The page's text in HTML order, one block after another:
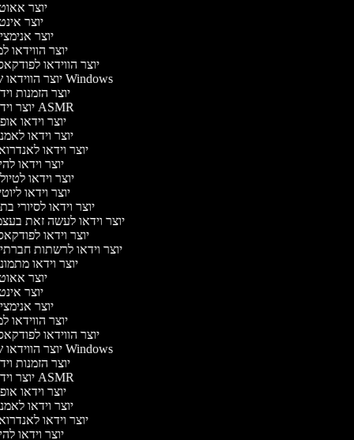
יוצר
יוצר
יוצר
יוצר הווידאו
יוצר הווידאו
יוצר הווידאו של Windows
יוצר הזמנות
יוצר וידאו ASMR
יוצר וידאו
יוצר וידאו
יוצר וידאו
יוצר וידאו
יוצר וידאו
יוצר וידאו
יוצר וידאו לסיורי
יוצר וידאו לעשה זאת
יוצר וידאו
יוצר וידאו לרשתות
יוצר וידאו
יוצר
יוצר
יוצר
יוצר הווידאו
יוצר הווידאו
יוצר הווידאו של Windows
יוצר הזמנות
יוצר וידאו ASMR
יוצר וידאו
יוצר וידאו
יוצר וידאו
יוצר וידאו